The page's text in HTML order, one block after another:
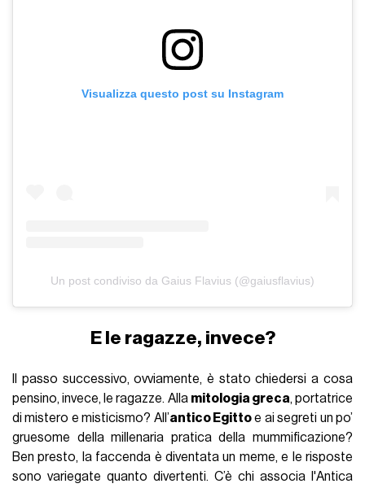
Visualizza questo post su Instagram
Un post condiviso da Gaius Flavius (@gaiusflavius)
E le ragazze, invece?
Il passo successivo, ovviamente, è stato chiedersi a cosa
pensino, invece, le ragazze. Alla mitologia greca, portatrice
di mistero e misticismo? All’antico Egittoe ai segreti un po’
gruesome della millenaria pratica della mummificazione?
Ben presto, la faccenda è diventata un meme, e le risposte
sono variegate quanto divertenti. C’è chi associa l'Antica